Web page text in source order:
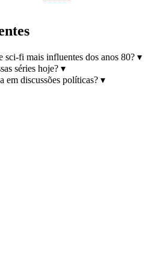
sci‑fi mais influentes dos anos 80? ▾
séries hoje? ▾
em discussões políticas? ▾